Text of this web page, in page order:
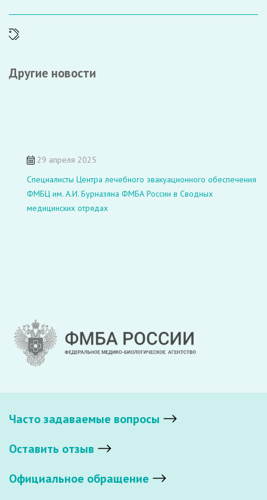
Другие новости
29 апреля 2025
Специалисты Центра лечебного эвакуационного обеспечения
ФМБЦ им. А.И. Бурназяна ФМБА России в Сводных
медицинских отрядах
Часто задаваемые вопросы
Оставить отзыв
Официальное обращение